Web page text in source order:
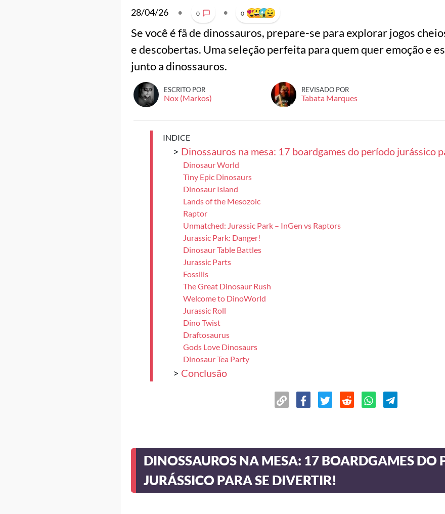
28/04/26 • 0 • 0
Se você é fã de dinossauros, prepare-se para explorar jogos
e descobertas. Uma seleção perfeita para quem quer emoção e
junto a dinossauros.
ESCRITO POR
Nox (Markos)
REVISADO POR
Tabata Marques
INDICE
> Dinossauros na mesa: 17 boardgames do período jurássico
Dinosaur World
Tiny Epic Dinosaurs
Dinosaur Island
Lands of the Mesozoic
Raptor
Unmatched: Jurassic Park – InGen vs Raptors
Jurassic Park: Danger!
Dinosaur Table Battles
Jurassic Parts
Fossilis
The Great Dinosaur Rush
Welcome to DinoWorld
Jurassic Roll
Dino Twist
Draftosaurus
Gods Love Dinosaurs
Dinosaur Tea Party
> Conclusão
DINOSSAUROS NA MESA: 17 BOARDGAMES DO
JURÁSSICO PARA SE DIVERTIR!